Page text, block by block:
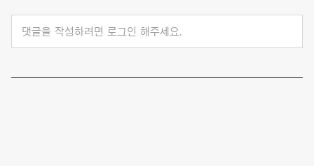
댓글을 작성하려면 로그인 해주세요.